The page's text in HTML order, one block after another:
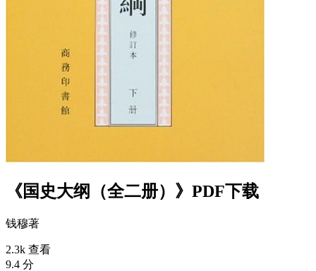
《国史大纲（全二册）》PDF下载
钱穆著
2.3k 查看
9.4 分